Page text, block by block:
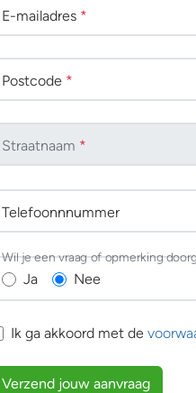
E-mailadres *
Postcode *
Straatnaam *
Telefoonnnummer
Ja Nee
Wil je een vraag of opmerking
Ik ga akkoord met de
Verzend jouw aanvraag